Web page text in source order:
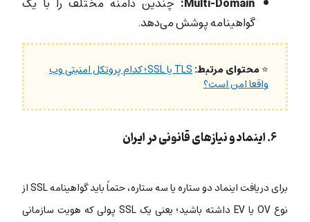
گواهینامه پوشش می‌دهد.
⭐محتوای مرتبط: TLS یا SSL؛ کدام پروتکل امنیتی وب
واقعا امن است؟
۶. اینماد و نیازهای قانونی در ایران
برای دریافت اینماد دو ستاره یا سه ستاره، حتماً باید گواهینامه SSL از
نوع OV یا EV داشته باشید؛ یعنی یک SSL پولی که هویت سازمانی